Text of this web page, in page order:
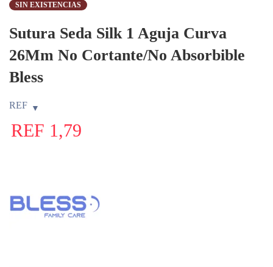
SIN EXISTENCIAS
Sutura Seda Silk 1 Aguja Curva
26Mm No Cortante/No Absorbible
Bless
REF
REF 1,79